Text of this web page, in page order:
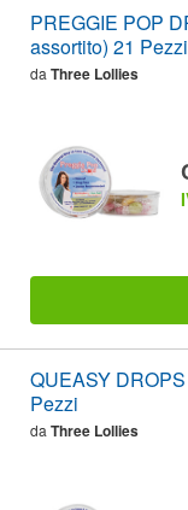
PREGGIE POP
assortito) 21 Pezzi
daThree Lollies
QUEASY
Pezzi
da Three Lollies